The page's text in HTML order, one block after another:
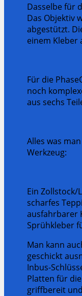
Dasselbe für
Das Objektiv
abgestützt.
einem Kleber
Für die
noch
aus sechs
Alles was
Werkzeug:
Ein Zollstock/
scharfes
ausfahrbarer
Sprühkleber
Man kann
geschickt
Inbus-
Platten für
griffbereit